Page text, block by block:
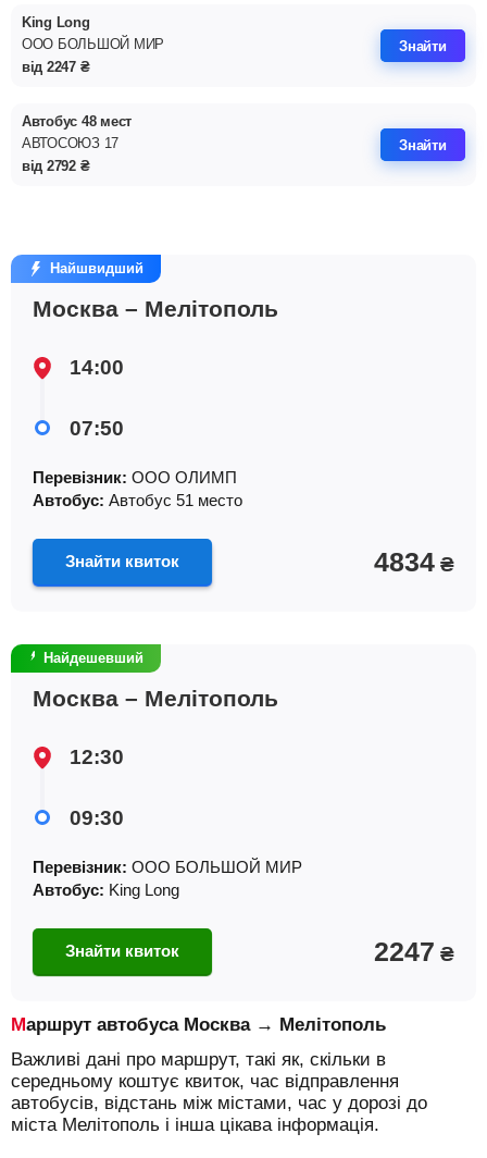
King Long
ООО БОЛЬШОЙ МИР
від 2247 ₴
Знайти
Автобус 48 мест
АВТОСОЮЗ 17
від 2792 ₴
Знайти
Найшвидший
Москва – Мелітополь
14:00
07:50
Перевізник: ООО ОЛИМП
Автобус: Автобус 51 место
Знайти квиток 4834 ₴
Найдешевший
Москва – Мелітополь
12:30
09:30
Перевізник: ООО БОЛЬШОЙ МИР
Автобус: King Long
Знайти квиток 2247 ₴
Маршрут автобуса Москва → Мелітополь
Важливі дані про маршрут, такі як, скільки в
середньому коштує квиток, час відправлення
автобусів, відстань між містами, час у дорозі до
міста Мелітополь і інша цікава інформація.